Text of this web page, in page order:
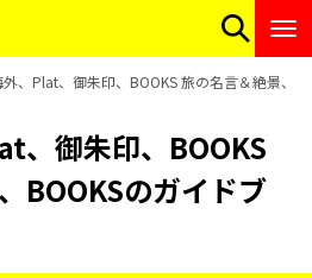
、Plat、御朱印、BOOKS 旅の名言＆絶景、
、御朱印、BOOKS
BOOKSのガイドブ